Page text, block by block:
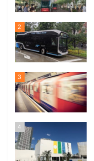
2
3
4